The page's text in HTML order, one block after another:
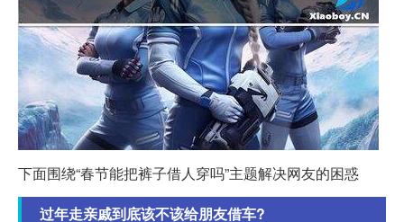
下面围绕“春节能把裤子借人穿吗”主题解决网友的困惑
过年走亲戚到底该不该给朋友借车?